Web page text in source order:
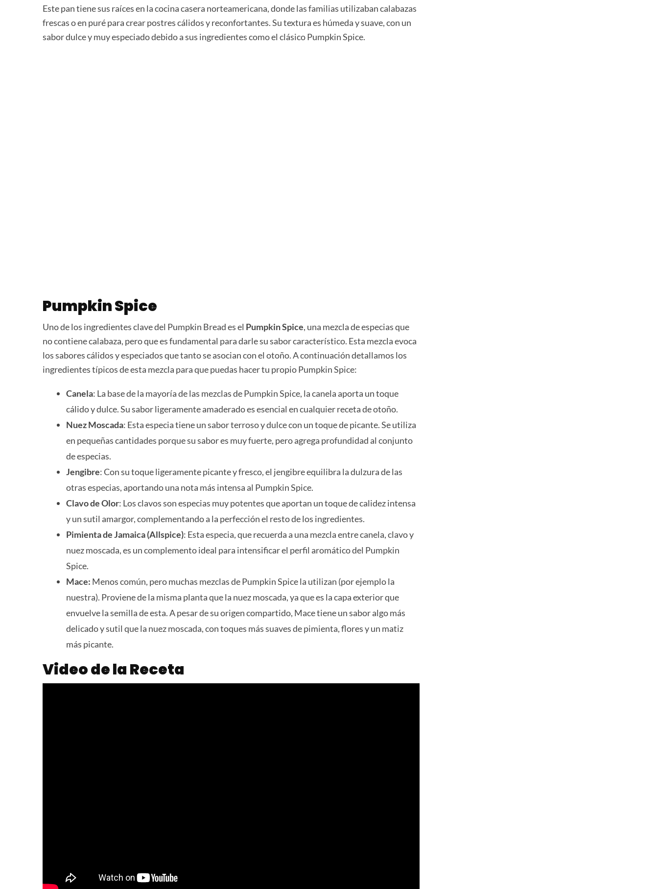
Este pan tiene sus raíces en la cocina casera norteamericana, donde las familias utilizaban calabazas
frescas o en puré para crear postres cálidos y reconfortantes. Su textura es húmeda y suave, con un
sabor dulce y muy especiado debido a sus ingredientes como el clásico Pumpkin Spice.
Pumpkin Spice
Uno de los ingredientes clave del Pumpkin Bread es el Pumpkin Spice, una mezcla de especias que
no contiene calabaza, pero que es fundamental para darle su sabor característico. Esta mezcla evoca
los sabores cálidos y especiados que tanto se asocian con el otoño. A continuación detallamos los
ingredientes típicos de esta mezcla para que puedas hacer tu propio Pumpkin Spice:
Canela: La base de la mayoría de las mezclas de Pumpkin Spice, la canela aporta un toque
cálido y dulce. Su sabor ligeramente amaderado es esencial en cualquier receta de otoño.
Nuez Moscada: Esta especia tiene un sabor terroso y dulce con un toque de picante. Se utiliza
en pequeñas cantidades porque su sabor es muy fuerte, pero agrega profundidad al conjunto
de especias.
Jengibre: Con su toque ligeramente picante y fresco, el jengibre equilibra la dulzura de las
otras especias, aportando una nota más intensa al Pumpkin Spice.
Clavo de Olor: Los clavos son especias muy potentes que aportan un toque de calidez intensa
y un sutil amargor, complementando a la perfección el resto de los ingredientes.
Pimienta de Jamaica (Allspice): Esta especia, que recuerda a una mezcla entre canela, clavo y
nuez moscada, es un complemento ideal para intensificar el perfil aromático del Pumpkin
Spice.
Mace: Menos común, pero muchas mezclas de Pumpkin Spice la utilizan (por ejemplo la
nuestra). Proviene de la misma planta que la nuez moscada, ya que es la capa exterior que
envuelve la semilla de esta. A pesar de su origen compartido, Mace tiene un sabor algo más
delicado y sutil que la nuez moscada, con toques más suaves de pimienta, flores y un matiz
más picante.
Video de la Receta